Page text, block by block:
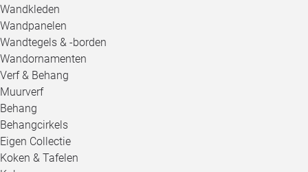
Wandkleden
Wandpanelen
Wandtegels & -borden
Wandornamenten
Verf & Behang
Muurverf
Behang
Behangcirkels
Eigen Collectie
Koken & Tafelen